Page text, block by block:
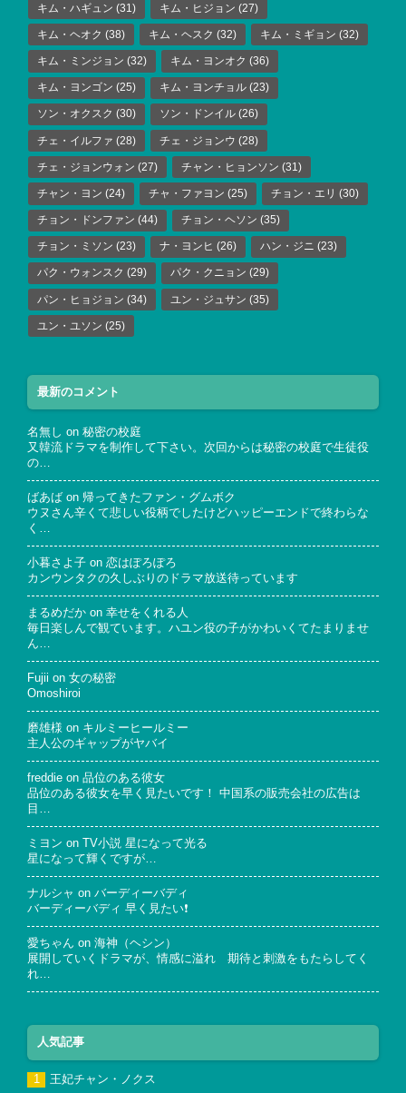
キム・ハギュン (31) キム・ヒジョン (27)
キム・ヘオク (38) キム・ヘスク (32) キム・ミギョン (32)
キム・ミンジョン (32) キム・ヨンオク (36)
キム・ヨンゴン (25) キム・ヨンチョル (23)
ソン・オクスク (30) ソン・ドンイル (26)
チェ・イルファ (28) チェ・ジョンウ (28)
チェ・ジョンウォン (27) チャン・ヒョンソン (31)
チャン・ヨン (24) チャ・ファヨン (25) チョン・エリ (30)
チョン・ドンファン (44) チョン・ヘソン (35)
チョン・ミソン (23) ナ・ヨンヒ (26) ハン・ジニ (23)
パク・ウォンスク (29) パク・クニョン (29)
パン・ヒョジョン (34) ユン・ジュサン (35)
ユン・ユソン (25)
最新のコメント
名無し on 秘密の校庭
又韓流ドラマを制作して下さい。次回からは秘密の校庭で生徒役
の…
ばあば on 帰ってきたファン・グムボク
ウヌさん辛くて悲しい役柄でしたけどハッピーエンドで終わらな
く…
小暮さよ子 on 恋はぽろぽろ
カンウンタクの久しぶりのドラマ放送待っています
まるめだか on 幸せをくれる人
毎日楽しんで観ています。ハユン役の子がかわいくてたまりませ
ん…
Fujii on 女の秘密
Omoshiroi
磨雄様 on キルミーヒールミー
主人公のギャップがヤバイ
freddie on 品位のある彼女
品位のある彼女を早く見たいです！ 中国系の販売会社の広告は
目…
ミヨン on TV小説 星になって光る
星になって輝くですが…
ナルシャ on バーディーバディ
バーディーバディ 早く見たい❗
愛ちゃん on 海神（ヘシン）
展開していくドラマが、情感に溢れ 期待と刺激をもたらしてく
れ…
人気記事
王妃チャン・ノクス